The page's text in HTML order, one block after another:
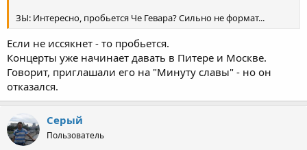
ЗЫ: Интересно, пробьется Че Гевара? Сильно не формат...
Если не иссякнет - то пробьется.
Концерты уже начинает давать в Питере и Москве.
Говорит, приглашали его на "Минуту славы" - но он
отказался.
Серый
Пользователь